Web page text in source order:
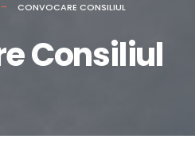
CONVOCARE CONSILIUL
Consiliul